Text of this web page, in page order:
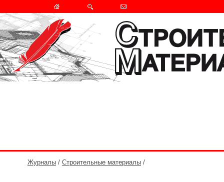
Журналы / Строительные материалы /